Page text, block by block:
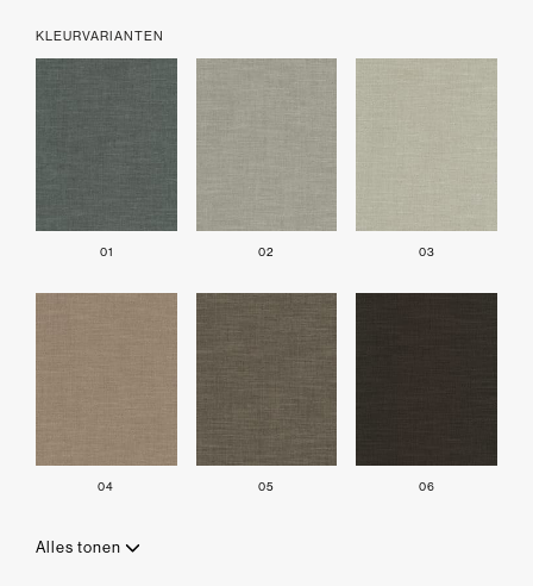
KLEURVARIANTEN
01 02 03
04 05 06
Alles tonen